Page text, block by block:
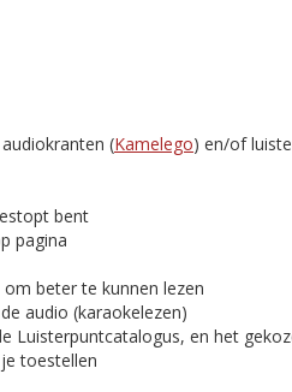
(Kamelego) en/of
bent
pagina
beter te kunnen lezen
audio (karaokelezen)
Luisterpuntcatalogus, en het
toestellen